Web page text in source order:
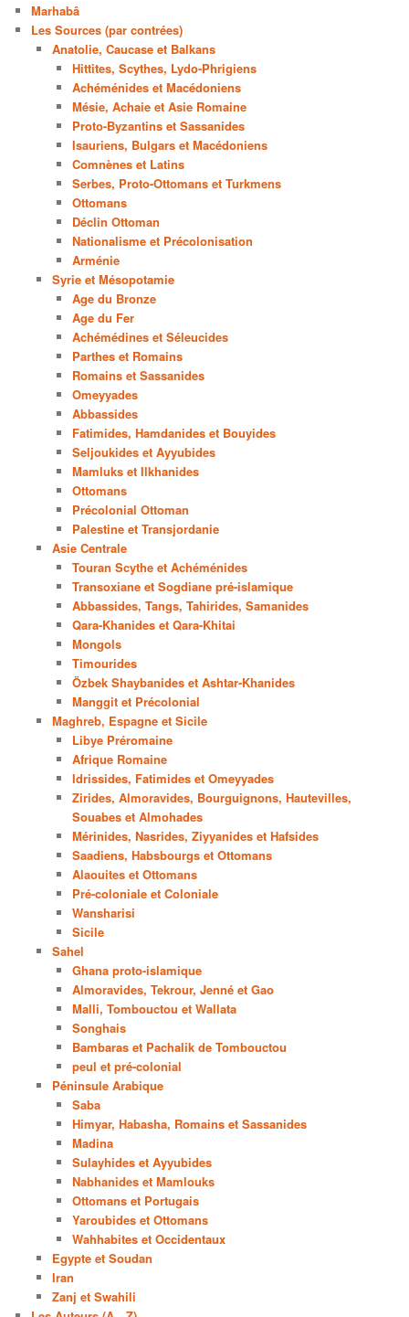
Marhabâ
Les Sources (par contrées)
Anatolie, Caucase et Balkans
Hittites, Scythes, Lydo-Phrigiens
Achéménides et Macédoniens
Mésie, Achaie et Asie Romaine
Proto-Byzantins et Sassanides
Isauriens, Bulgars et Macédoniens
Comnènes et Latins
Serbes, Proto-Ottomans et Turkmens
Ottomans
Déclin Ottoman
Nationalisme et Précolonisation
Arménie
Syrie et Mésopotamie
Age du Bronze
Age du Fer
Achémédines et Séleucides
Parthes et Romains
Romains et Sassanides
Omeyyades
Abbassides
Fatimides, Hamdanides et Bouyides
Seljoukides et Ayyubides
Mamluks et Ilkhanides
Ottomans
Précolonial Ottoman
Palestine et Transjordanie
Asie Centrale
Touran Scythe et Achéménides
Transoxiane et Sogdiane pré-islamique
Abbassides, Tangs, Tahirides, Samanides
Qara-Khanides et Qara-Khitai
Mongols
Timourides
Özbek Shaybanides et Ashtar-Khanides
Manggit et Précolonial
Maghreb, Espagne et Sicile
Libye Préromaine
Afrique Romaine
Idrissides, Fatimides et Omeyyades
Zirides, Almoravides, Bourguignons, Hautevilles,
Souabes et Almohades
Mérinides, Nasrides, Ziyyanides et Hafsides
Saadiens, Habsbourgs et Ottomans
Alaouites et Ottomans
Pré-coloniale et Coloniale
Wansharisi
Sicile
Sahel
Ghana proto-islamique
Almoravides, Tekrour, Jenné et Gao
Malli, Tombouctou et Wallata
Songhais
Bambaras et Pachalik de Tombouctou
peul et pré-colonial
Péninsule Arabique
Saba
Himyar, Habasha, Romains et Sassanides
Madina
Sulayhides et Ayyubides
Nabhanides et Mamlouks
Ottomans et Portugais
Yaroubides et Ottomans
Wahhabites et Occidentaux
Egypte et Soudan
Iran
Zanj et Swahili